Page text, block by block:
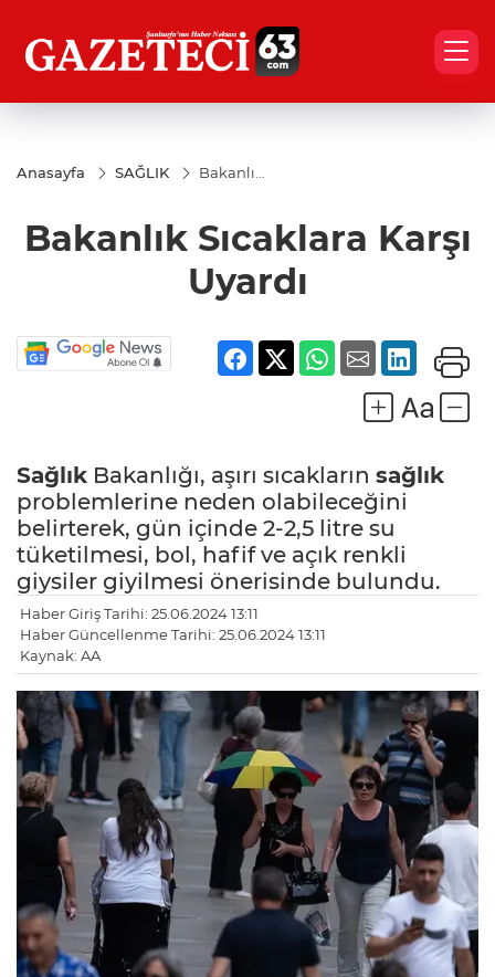
Anasayfa SAĞLIK
Bakanlık
Uyardı
Bakanlık Sıcaklara Karşı
Uyardı
Sağlık Bakanlığı, aşırı sıcakların sağlık
problemlerine neden olabileceğini
belirterek, gün içinde 2-2,5 litre su
tüketilmesi, bol, hafif ve açık renkli
giysiler giyilmesi önerisinde bulundu.
Haber Giriş Tarihi: 25.06.2024 13:11
Haber Güncellenme Tarihi: 25.06.2024 13:11
Kaynak: AA